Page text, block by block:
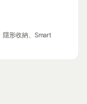
形收納、Smart